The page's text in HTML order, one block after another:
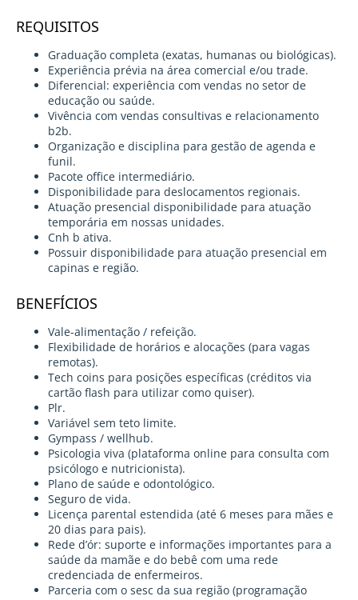
REQUISITOS
Graduação completa (exatas, humanas ou biológicas).
Experiência prévia na área comercial e/ou trade.
Diferencial: experiência com vendas no setor de
educação ou saúde.
Vivência com vendas consultivas e relacionamento
b2b.
Organização e disciplina para gestão de agenda e
funil.
Pacote office intermediário.
Disponibilidade para deslocamentos regionais.
Atuação presencial disponibilidade para atuação
temporária em nossas unidades.
Cnh b ativa.
Possuir disponibilidade para atuação presencial em
capinas e região.
BENEFÍCIOS
Vale-alimentação / refeição.
Flexibilidade de horários e alocações (para vagas
remotas).
Tech coins para posições específicas (créditos via
cartão flash para utilizar como quiser).
Plr.
Variável sem teto limite.
Gympass / wellhub.
Psicologia viva (plataforma online para consulta com
psicólogo e nutricionista).
Plano de saúde e odontológico.
Seguro de vida.
Licença parental estendida (até 6 meses para mães e
20 dias para pais).
Rede d’ór: suporte e informações importantes para a
saúde da mamãe e do bebê com uma rede
credenciada de enfermeiros.
Parceria com o sesc da sua região (programação